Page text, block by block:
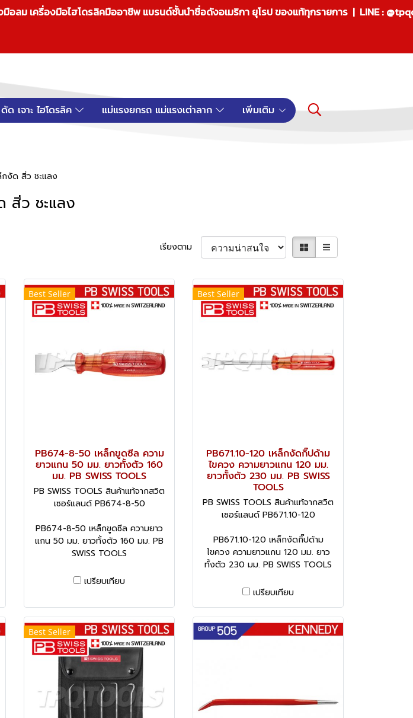
ลม เครื่องมือไฮโดรลิคมืออาชีพ แบรนด์ชั้นนำชื่อดังอเมริกา ยุโรป ของแท้ทุกรายการ | LINE :
เจาะ ไฮโดรลิค แม่แรงยกรถ แม่แรงเต่าลาก เพิ่มเติม
กงัด สิ่ว ชะแลง
สิ่ว ชะแลง
เรียงตาม
Best Seller
PB674-8-50 เหล็กขูดซีล ความ
ยาวแกน 50 มม. ยาวทั้งตัว 160
มม. PB SWISS TOOLS
PB SWISS TOOLS สินค้าแท้จากสวิต
เซอร์แลนด์ PB674-8-50
PB674-8-50 เหล็กขูดซีล ความยาว
แกน 50 มม. ยาวทั้งตัว 160 มม. PB
SWISS TOOLS
เปรียบเทียบ
Best Seller
PB671.10-120 เหล็กงัดกิ๊ปด้าม
ไขควง ความยาวแกน 120 มม.
ยาวทั้งตัว 230 มม. PB SWISS
TOOLS
PB SWISS TOOLS สินค้าแท้จากสวิต
เซอร์แลนด์ PB671.10-120
PB671.10-120 เหล็กงัดกิ๊ปด้าม
ไขควง ความยาวแกน 120 มม. ยาว
ทั้งตัว 230 มม. PB SWISS TOOLS
เปรียบเทียบ
Best Seller